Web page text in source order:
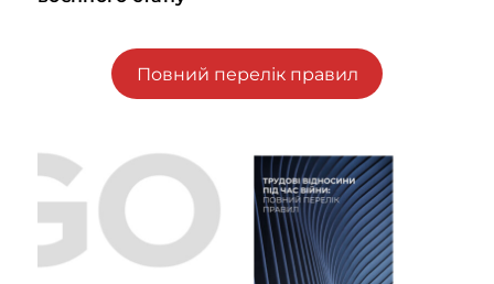
Повний перелік правил